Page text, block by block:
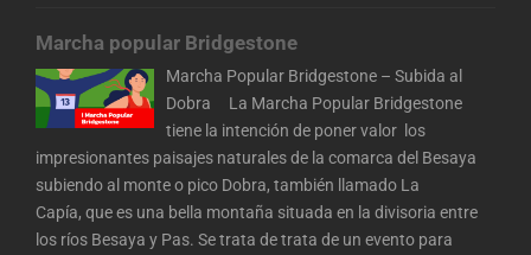
Marcha popular Bridgestone
Marcha Popular Bridgestone – Subida al
Dobra La Marcha Popular Bridgestone
tiene la intención de poner valor los
impresionantes paisajes naturales de la comarca del Besaya
subiendo al monte o pico Dobra, también llamado La
Capía, que es una bella montaña situada en la divisoria entre
los ríos Besaya y Pas. Se trata de trata de un evento para